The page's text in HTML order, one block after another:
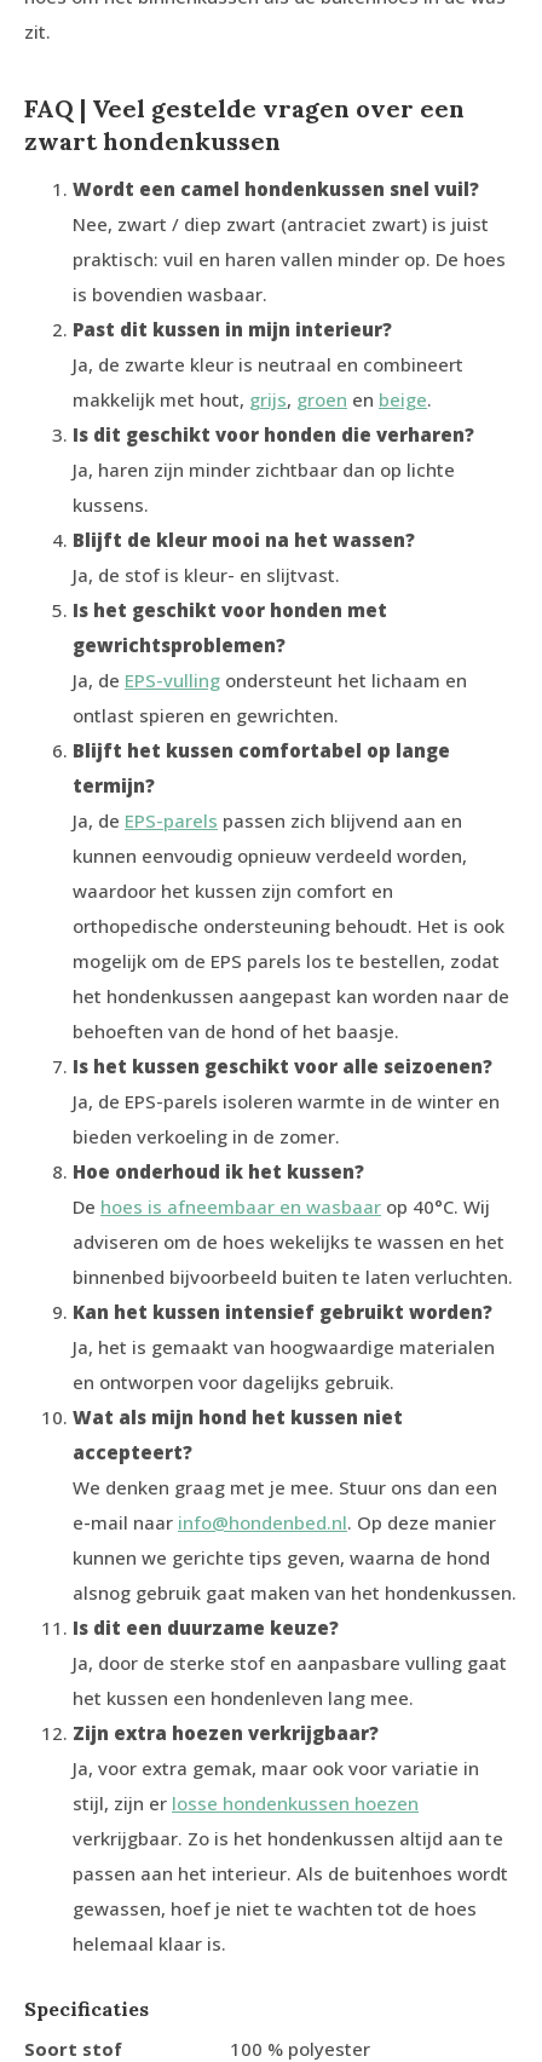
zit.
FAQ | Veel gestelde vragen over een
zwart hondenkussen
Wordt een camel hondenkussen snel vuil?
Nee, zwart / diep zwart (antraciet zwart) is juist
praktisch: vuil en haren vallen minder op. De hoes
is bovendien wasbaar.
Past dit kussen in mijn interieur?
Ja, de zwarte kleur is neutraal en combineert
makkelijk met hout, grijs, groen en beige.
Is dit geschikt voor honden die verharen?
Ja, haren zijn minder zichtbaar dan op lichte
kussens.
Blijft de kleur mooi na het wassen?
Ja, de stof is kleur- en slijtvast.
Is het geschikt voor honden met
gewrichtsproblemen?
Ja, de EPS-vulling ondersteunt het lichaam en
ontlast spieren en gewrichten.
Blijft het kussen comfortabel op lange
termijn?
Ja, de EPS-parels passen zich blijvend aan en
kunnen eenvoudig opnieuw verdeeld worden,
waardoor het kussen zijn comfort en
orthopedische ondersteuning behoudt. Het is ook
mogelijk om de EPS parels los te bestellen, zodat
het hondenkussen aangepast kan worden naar de
behoeften van de hond of het baasje.
Is het kussen geschikt voor alle seizoenen?
Ja, de EPS-parels isoleren warmte in de winter en
bieden verkoeling in de zomer.
Hoe onderhoud ik het kussen?
De hoes is afneembaar en wasbaar op 40°C. Wij
adviseren om de hoes wekelijks te wassen en het
binnenbed bijvoorbeeld buiten te laten verluchten.
Kan het kussen intensief gebruikt worden?
Ja, het is gemaakt van hoogwaardige materialen
en ontworpen voor dagelijks gebruik.
Wat als mijn hond het kussen niet
accepteert?
We denken graag met je mee. Stuur ons dan een
e-mail naar info@hondenbed.nl. Op deze manier
kunnen we gerichte tips geven, waarna de hond
alsnog gebruik gaat maken van het hondenkussen.
Is dit een duurzame keuze?
Ja, door de sterke stof en aanpasbare vulling gaat
het kussen een hondenleven lang mee.
Zijn extra hoezen verkrijgbaar?
Ja, voor extra gemak, maar ook voor variatie in
stijl, zijn er losse hondenkussen hoezen
verkrijgbaar. Zo is het hondenkussen altijd aan te
passen aan het interieur. Als de buitenhoes wordt
gewassen, hoef je niet te wachten tot de hoes
helemaal klaar is.
Specificaties
Soort stof
100 % polyester